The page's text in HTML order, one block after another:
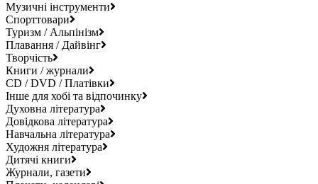
Музичні інструменти
Спорттовари
Туризм / Альпінізм
Плавання / Дайвінг
Творчість
Книги / журнали
CD / DVD / Платівки
Інше для хобі та відпочинку
Духовна література
Довідкова література
Навчальна література
Художня література
Дитячі книги
Журнали, газети